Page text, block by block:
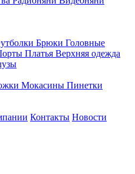
Брюки Головные
Платья Верхняя одежда
Мокасины Пинетки
Контакты Новости